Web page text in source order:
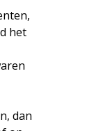
het
dan